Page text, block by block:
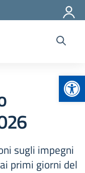
sugli impegni
primi giorni del